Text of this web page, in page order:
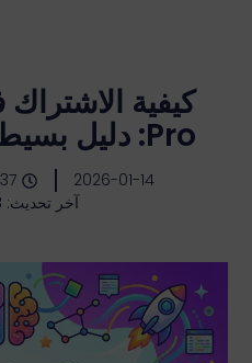
Pro: دليل بسيط خطوة بخطوة
2026-01-14
آخر تحديث: 13 يوليو 2026